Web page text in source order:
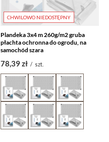
CHWILOWO NIEDOSTĘPNY
Plandeka 3x4 m 260g/m2 gruba
płachta ochronna do ogrodu, na
samochód szara
78,39 zł / szt.